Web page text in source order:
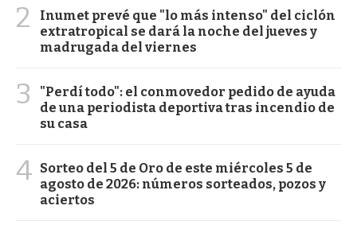
2
Inumet prevé que "lo más intenso" del ciclón
extratropical se dará la noche del jueves y
madrugada del viernes
3
"Perdí todo": el conmovedor pedido de ayuda
de una periodista deportiva tras incendio de
su casa
4 Sorteo del 5 de Oro de este miércoles 5 de
agosto de 2026: números sorteados, pozos y
aciertos